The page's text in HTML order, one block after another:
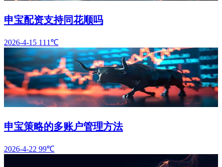
申宝配资支持同花顺吗
2026-4-15 111℃
申宝策略的多账户管理方法
2026-4-22 99℃